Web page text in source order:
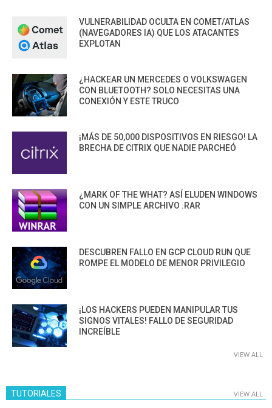
VULNERABILIDAD OCULTA EN COMET/ATLAS
(NAVEGADORES IA) QUE LOS ATACANTES
EXPLOTAN
¿HACKEAR UN MERCEDES O VOLKSWAGEN
CON BLUETOOTH? SOLO NECESITAS UNA
CONEXIÓN Y ESTE TRUCO
¡MÁS DE 50,000 DISPOSITIVOS EN RIESGO! LA
BRECHA DE CITRIX QUE NADIE PARCHEÓ
¿MARK OF THE WHAT? ASÍ ELUDEN WINDOWS
CON UN SIMPLE ARCHIVO .RAR
DESCUBREN FALLO EN GCP CLOUD RUN QUE
ROMPE EL MODELO DE MENOR PRIVILEGIO
¡LOS HACKERS PUEDEN MANIPULAR TUS
SIGNOS VITALES! FALLO DE SEGURIDAD
INCREÍBLE
VIEW ALL
TUTORIALES VIEW ALL